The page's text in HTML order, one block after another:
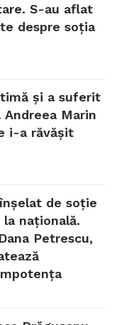
S-au aflat
despre soția
și a suferit
Marin
i-a răvășit
de soție
națională.
Petrescu,